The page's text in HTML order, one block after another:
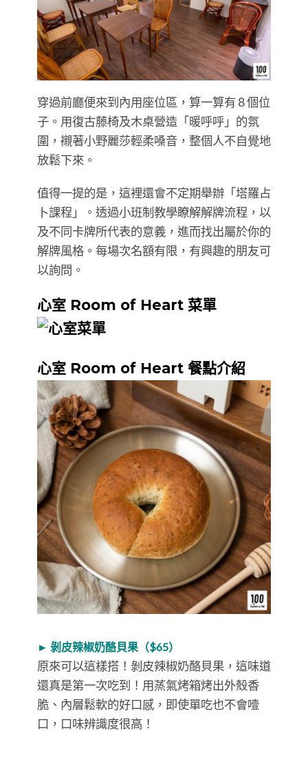
穿過前廳便來到內用座位區，算一算有 8 個位
子。用復古藤椅及木桌營造「暖呼呼」的氛
圍，襯著小野麗莎輕柔嗓音，整個人不自覺地
放鬆下來。
值得一提的是，這裡還會不定期舉辦「塔羅占
卜課程」。透過小班制教學瞭解解牌流程，以
及不同卡牌所代表的意義，進而找出屬於你的
解牌風格。每場次名額有限，有興趣的朋友可
以詢問。
心室 Room of Heart 菜單
心室 Room of Heart 餐點介紹
► 剝皮辣椒奶酪貝果（$65）
原來可以這樣搭！剝皮辣椒奶酪貝果，這味道
還真是第一次吃到！用蒸氣烤箱烤出外殼香
脆、內層鬆軟的好口感，即使單吃也不會噎
口，口味辨識度很高！